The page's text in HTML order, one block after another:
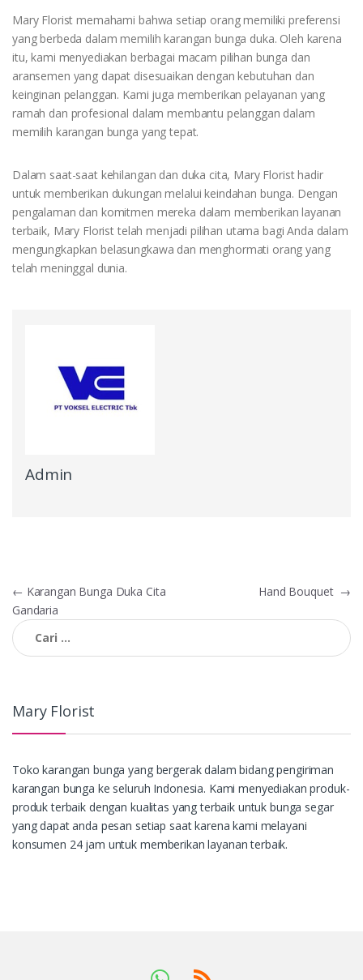
Mary Florist memahami bahwa setiap orang memiliki preferensi
yang berbeda dalam memilih karangan bunga duka. Oleh karena
itu, kami menyediakan berbagai macam pilihan bunga dan
aransemen yang dapat disesuaikan dengan kebutuhan dan
keinginan pelanggan. Kami juga memberikan pelayanan yang
ramah dan profesional dalam membantu pelanggan dalam
memilih karangan bunga yang tepat.
Dalam saat-saat kehilangan dan duka cita, Mary Florist hadir
untuk memberikan dukungan melalui keindahan bunga. Dengan
pengalaman dan komitmen mereka dalam memberikan layanan
terbaik, Mary Florist telah menjadi pilihan utama bagi Anda dalam
mengungkapkan belasungkawa dan menghormati orang yang
telah meninggal dunia.
Admin
Navigasi
pos
← Karangan Bunga Duka Cita
Gandaria
Hand Bouquet →
Cari
untuk:
Mary Florist
Toko karangan bunga yang bergerak dalam bidang pengiriman
karangan bunga ke seluruh Indonesia. Kami menyediakan produk-
produk terbaik dengan kualitas yang terbaik untuk bunga segar
yang dapat anda pesan setiap saat karena kami melayani
konsumen 24 jam untuk memberikan layanan terbaik.